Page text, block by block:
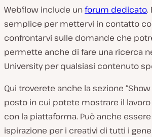
Webflow include unforum dedicato.
semplice per mettervi in contatto
confrontarvi sulle domande che
permette anche di fare una ricerca
University per qualsiasi contenuto
Qui troverete anche la sezione “Show
posto in cui potete mostrare il
con la piattaforma. Può anche
ispirazione per i creativi di tutti i